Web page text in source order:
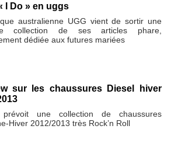
I Do » en uggs
australienne UGG vient de sortir une
collection de ses articles phare,
dédiée aux futures mariées
sur les chaussures Diesel hiver
prévoit une collection de chaussures
Hiver 2012/2013 très Rock’n Roll